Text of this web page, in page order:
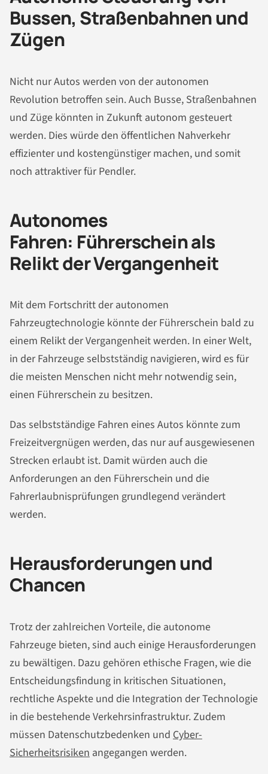
Bussen, Straßenbahnen und
Zügen
Nicht nur Autos werden von der autonomen
Revolution betroffen sein. Auch Busse, Straßenbahnen
und Züge könnten in Zukunft autonom gesteuert
werden. Dies würde den öffentlichen Nahverkehr
effizienter und kostengünstiger machen, und somit
noch attraktiver für Pendler.
Autonomes
Fahren: Führerschein als
Relikt der Vergangenheit
Mit dem Fortschritt der autonomen
Fahrzeugtechnologie könnte der Führerschein bald zu
einem Relikt der Vergangenheit werden. In einer Welt,
in der Fahrzeuge selbstständig navigieren, wird es für
die meisten Menschen nicht mehr notwendig sein,
einen Führerschein zu besitzen.
Das selbstständige Fahren eines Autos könnte zum
Freizeitvergnügen werden, das nur auf ausgewiesenen
Strecken erlaubt ist. Damit würden auch die
Anforderungen an den Führerschein und die
Fahrerlaubnisprüfungen grundlegend verändert
werden.
Herausforderungen und
Chancen
Trotz der zahlreichen Vorteile, die autonome
Fahrzeuge bieten, sind auch einige Herausforderungen
zu bewältigen. Dazu gehören ethische Fragen, wie die
Entscheidungsfindung in kritischen Situationen,
rechtliche Aspekte und die Integration der Technologie
in die bestehende Verkehrsinfrastruktur. Zudem
müssen Datenschutzbedenken und Cyber-
Sicherheitsrisiken angegangen werden.